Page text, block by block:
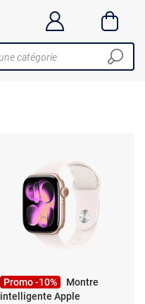
Promo -10%
Montre
intelligente Apple